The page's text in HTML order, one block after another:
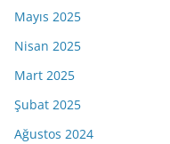
Mayıs 2025
Nisan 2025
Mart 2025
Şubat 2025
Ağustos 2024